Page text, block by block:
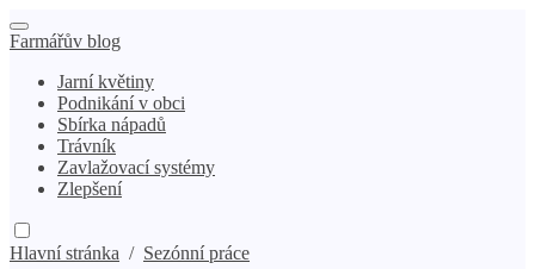
Farmářův blog
Jarní květiny
Podnikání v obci
Sbírka nápadů
Trávník
Zavlažovací systémy
Zlepšení
Hlavní stránka / Sezónní práce